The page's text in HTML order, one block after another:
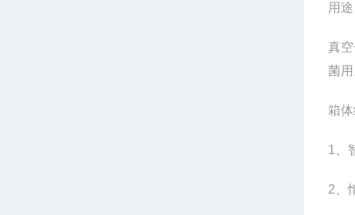
用途
真
菌
箱
1
2